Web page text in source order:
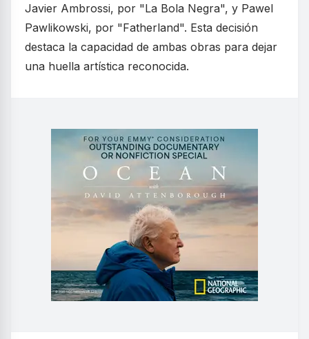
Javier Ambrossi, por "La Bola Negra", y Pawel
Pawlikowski, por "Fatherland". Esta decisión
destaca la capacidad de ambas obras para dejar
una huella artística reconocida.